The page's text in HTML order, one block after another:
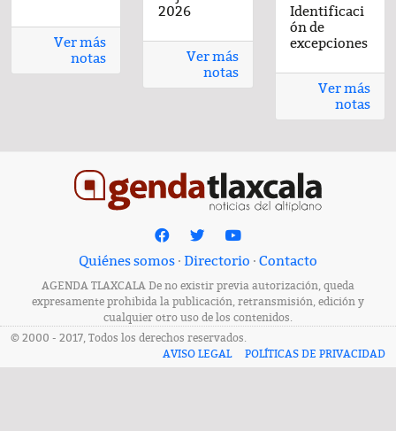
Ver más
notas
2026
2026
Ver más
notas
Identificaci
ón de
excepciones
Ver más
notas
Quiénes somos · Directorio · Contacto
AGENDA TLAXCALA De no existir previa autorización, queda
expresamente prohibida la publicación, retransmisión, edición y
cualquier otro uso de los contenidos.
© 2000 - 2017, Todos los derechos reservados.
AVISO LEGAL
POLÍTICAS DE PRIVACIDAD